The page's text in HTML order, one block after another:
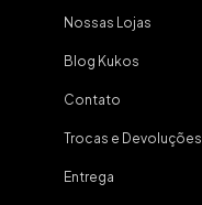
Nossas Lojas
Blog Kukos
Contato
Trocas e Devoluções
Entrega